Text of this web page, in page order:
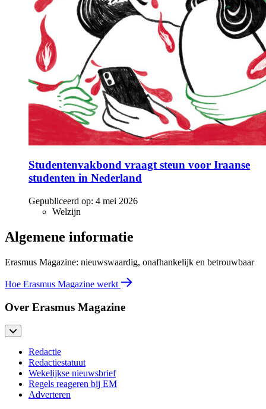
Studentenvakbond vraagt steun voor Iraanse
studenten in Nederland
Gepubliceerd op: 4 mei 2026
Welzijn
Algemene informatie
Erasmus Magazine: nieuwswaardig, onafhankelijk en betrouwbaar
Hoe Erasmus Magazine werkt
Over Erasmus Magazine
Redactie
Redactiestatuut
Wekelijkse nieuwsbrief
Regels reageren bij EM
Adverteren